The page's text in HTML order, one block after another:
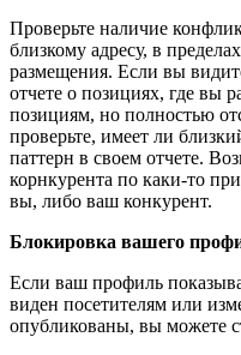
Проверьте наличие
близкому адресу, в
размещения. Если вы
отчете о позициях, где вы
позициям, но полностью
проверьте, имеет ли
паттерн в своем отчете.
корнкурента по каки-то
вы, либо ваш конкурент.
Блокировка вашего
Если ваш профиль
виден посетителям или
опубликованы, вы можете